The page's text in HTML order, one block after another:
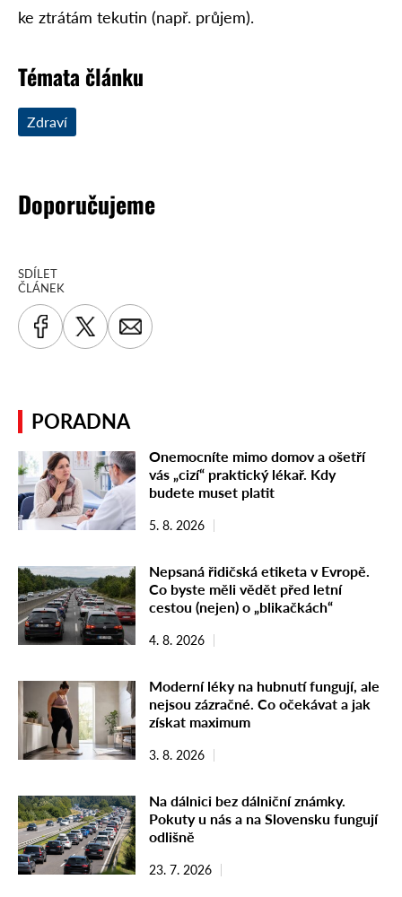
SDÍLET
ČLÁNEK
ke ztrátám tekutin (např. průjem).
Témata článku
Zdraví
Doporučujeme
PORADNA
Onemocníte mimo domov a ošetří
vás „cizí“ praktický lékař. Kdy
budete muset platit
5. 8. 2026
Nepsaná řidičská etiketa v Evropě.
Co byste měli vědět před letní
cestou (nejen) o „blikačkách“
4. 8. 2026
Moderní léky na hubnutí fungují, ale
nejsou zázračné. Co očekávat a jak
získat maximum
3. 8. 2026
Na dálnici bez dálniční známky.
Pokuty u nás a na Slovensku fungují
odlišně
23. 7. 2026